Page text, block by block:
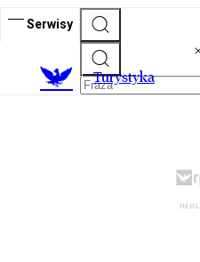
Serwisy
Turystyka